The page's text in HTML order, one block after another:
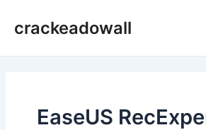
paracrackeadowall
EaseUS